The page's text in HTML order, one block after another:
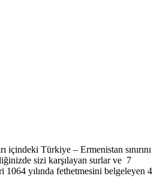
Türkiye – Ermenistan sınırını
sizi karşılayan surlar ve 7
1064 yılında fethetmesini belgeleyen 4